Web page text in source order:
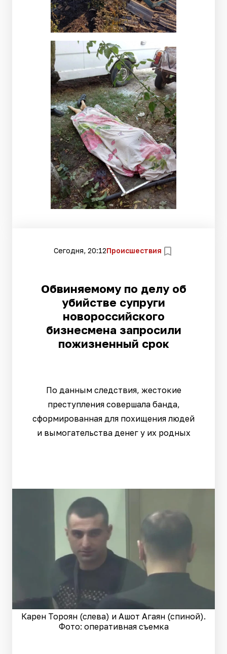
Сегодня, 20:12Происшествия
Обвиняемому по делу об
убийстве супруги
новороссийского
бизнесмена запросили
пожизненный срок
По данным следствия, жестокие
преступления совершала банда,
сформированная для похищения людей
и вымогательства денег у их родных
Карен Тороян (слева) и Ашот Агаян (спиной).
Фото: оперативная съемка